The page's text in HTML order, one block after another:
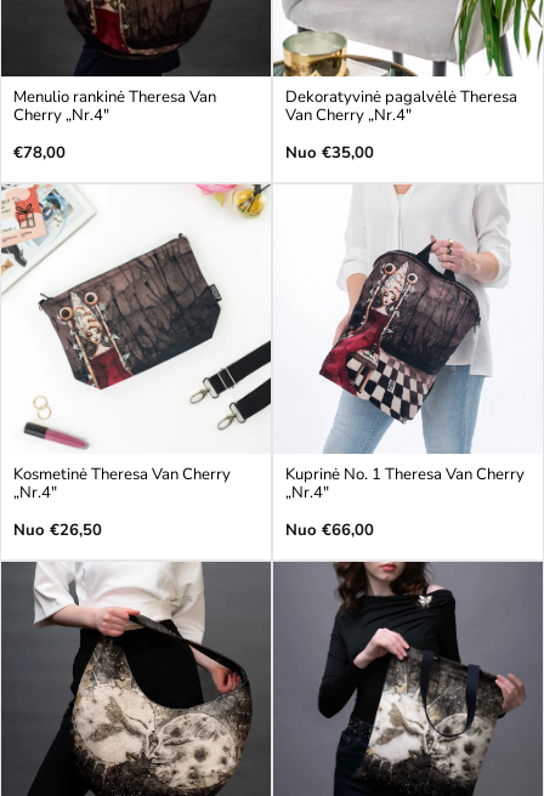
Menulio rankinė Theresa Van
Cherry „Nr.4"
Įprasta
€78,00
Dekoratyvinė pagalvėlė Theresa
Van Cherry „Nr.4"
Įprasta
Nuo €35,00
Kosmetinė Theresa Van Cherry
„Nr.4"
Įprasta
Nuo €26,50
Kuprinė No. 1 Theresa Van Cherry
„Nr.4"
Įprasta
Nuo €66,00